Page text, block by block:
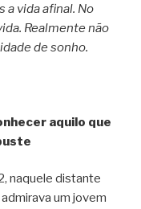
a vida afinal. No
Realmente não
de sonho.
aquilo que
naquele distante
um jovem